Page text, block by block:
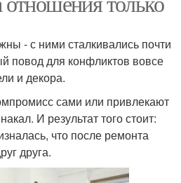
- с ними сталкивались почти
повод для конфликтов вовсе
и декора.
сами или привлекают
И результат того стоит:
что после ремонта
друга.